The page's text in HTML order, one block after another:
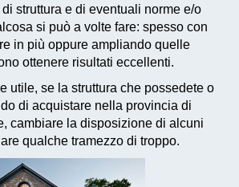
struttura e di eventuali norme e/o
si può a volte fare: spesso con
in più oppure ampliando quelle
ottenere risultati eccellenti.
utile, se la struttura che possedete o
di acquistare nella provincia di
cambiare la disposizione di alcuni
qualche tramezzo di troppo.